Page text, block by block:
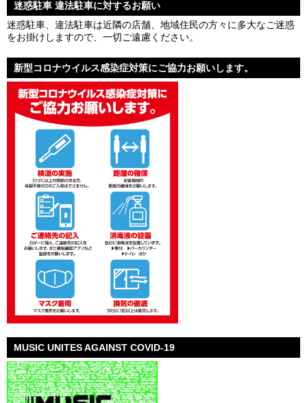
迷惑駐車 違法駐車に対するお願い
迷惑駐車、違法駐車は近隣の店舗、地域住民の方々に多大なご迷惑
をお掛けしますので、一切ご遠慮ください。
新型コロナウイルス感染症対策にご協力お願いします。
MUSIC UNITES AGAINST COVID-19